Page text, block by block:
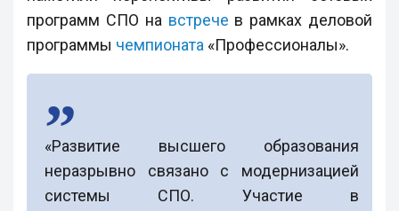
программ СПО на встрече в рамках деловой
программы чемпионата «Профессионалы».
«Развитие высшего образования
неразрывно связано с модернизацией
системы СПО. Участие в